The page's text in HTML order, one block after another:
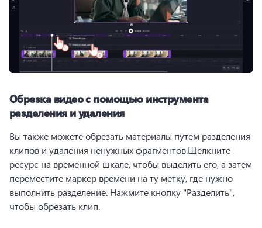
Обрезка видео с помощью инструмента
разделения и удаления
Вы также можете обрезать материалы путем разделения
клипов и удаления ненужных фрагментов.Щелкните
ресурс на временной шкале, чтобы выделить его, а затем
переместите маркер времени на ту метку, где нужно
выполнить разделение. Нажмите кнопку "Разделить",
чтобы обрезать клип.